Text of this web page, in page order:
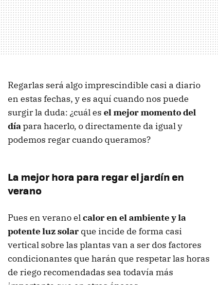
Regarlas será algo imprescindible casi a diario
en estas fechas, y es aquí cuando nos puede
surgir la duda: ¿cuál es el mejor momento del
díapara hacerlo, o directamente da igual y
podemos regar cuando queramos?
La mejor hora para regar el jardín en
verano
Pues en verano elcalor en el ambiente y la
potente luz solar que incide de forma casi
vertical sobre las plantas van a ser dos factores
condicionantes que harán que respetar las horas
de riego recomendadas sea todavía más